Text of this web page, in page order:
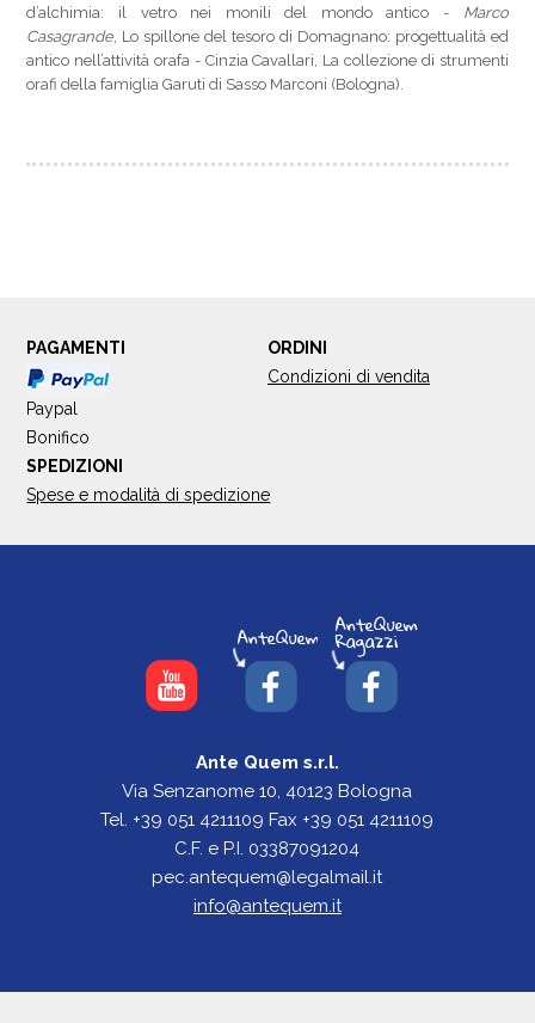
d’alchimia: il vetro nei monili del mondo antico - Marco
Casagrande, Lo spillone del tesoro di Domagnano: progettualità ed
antico nell’attività orafa - Cinzia Cavallari, La collezione di strumenti
orafi della famiglia Garuti di Sasso Marconi (Bologna).
PAGAMENTI
Paypal
Bonifico
ORDINI
Condizioni di vendita
SPEDIZIONI
Spese e modalità di spedizione
Ante Quem s.r.l.
Via Senzanome 10, 40123 Bologna
Tel. +39 051 4211109 Fax +39 051 4211109
C.F. e P.I. 03387091204
pec.antequem@legalmail.it
info@antequem.it